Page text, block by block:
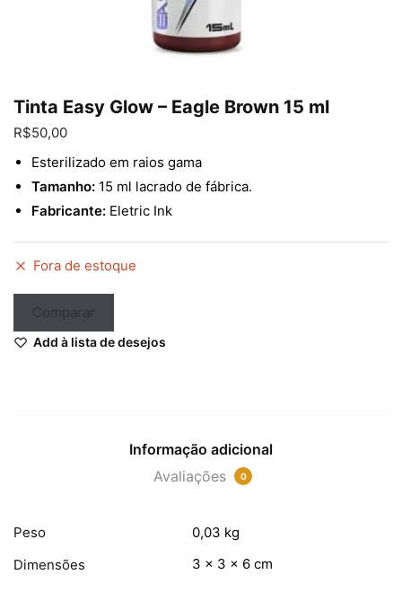
Tinta Easy Glow – Eagle Brown 15 ml
R$50,00
Esterilizado em raios gama
Tamanho: 15 ml lacrado de fábrica.
Fabricante: Eletric Ink
Fora de estoque
Comparar
Add à lista de desejos
Informação adicional
Avaliações
0
Peso
0,03 kg
Dimensões
3 × 3 × 6 cm